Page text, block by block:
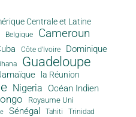
Centrale et Latine
Belgique Cameroun
Côte d'Ivoire
Dominique
Guadeloupe
la Réunion
Nigeria Océan Indien
Royaume Uni
Sénégal Tahiti Trinidad